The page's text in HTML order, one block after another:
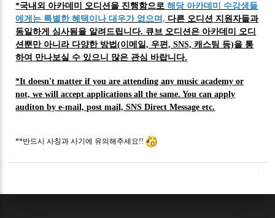
*국내외 아카데미 오디션을 진행함으로해당 아카데미 수강생들
에게는 특별한 혜택이나 대우가 없으며, 다른 오디션 지원자들과
동일하게 심사됨을 알려드립니다. 큐브 오디션은 아카데미 오디
션뿐만 아니라 다양한 방법(이메일, 우편, SNS, 캐스팅 등)을 통
하여 만나보실 수 있으니 많은 관심 바랍니다.
*It doesn't matter if you are attending any music academy or
not, we will accept applications all the same. You can apply
auditon by e-mail, post mail, SNS Direct Message etc.
**반드시 사칭과 사기에 유의해주세요!!